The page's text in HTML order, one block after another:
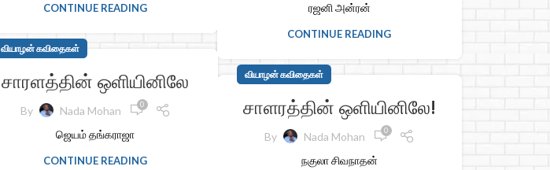
CONTINUE READING ரஜனி அன்ரன்
CONTINUE READING
வியாழன் கவிதைகள்
சாரளத்தின் ஒளியினிலே
By Nada Mohan 0
ஜெயம் தங்கராஜா
CONTINUE READING
வியாழன் கவிதைகள்
சாளரத்தின் ஒளியினிலே!
By Nada Mohan 0
நகுலா சிவநாதன்